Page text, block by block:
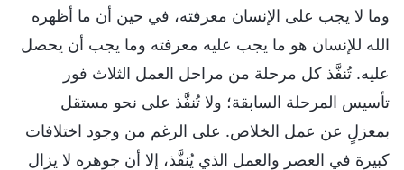
وما لا يجب على الإنسان معرفته، في حين أن ما أظهره
الله للإنسان هو ما يجب عليه معرفته وما يجب أن يحصل
عليه. تُنفَّذ كل مرحلة من مراحل العمل الثلاث فور
تأسيس المرحلة السابقة؛ ولا تُنفَّذ على نحو مستقل
بمعزلٍ عن عمل الخلاص. على الرغم من وجود اختلافات
كبيرة في العصر والعمل الذي يُنفَّذ، إلا أن جوهره لا يزال